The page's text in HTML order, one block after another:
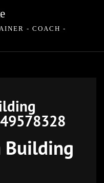
- COACH -
Building